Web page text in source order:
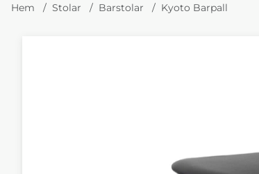
Hem Stolar Barstolar Kyoto Barpall